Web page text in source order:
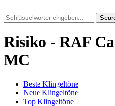
Risiko - RAF
MC
Beste Klingeltöne
Neue Klingeltöne
Top Klingeltöne